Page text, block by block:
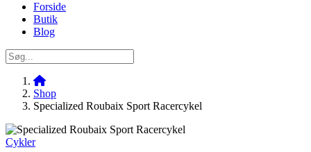
Forside
Butik
Blog
Shop
Specialized Roubaix Sport Racercykel
Cykler